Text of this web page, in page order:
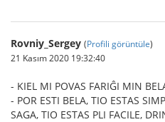
Rovniy_Sergey (Profili görüntüle)
21 Kasım 2020 19:32:40
- KIEL MI POVAS FARIĜI MIN
- POR ESTI BELA, TIO ESTAS
SAGA, TIO ESTAS PLI FACILE,